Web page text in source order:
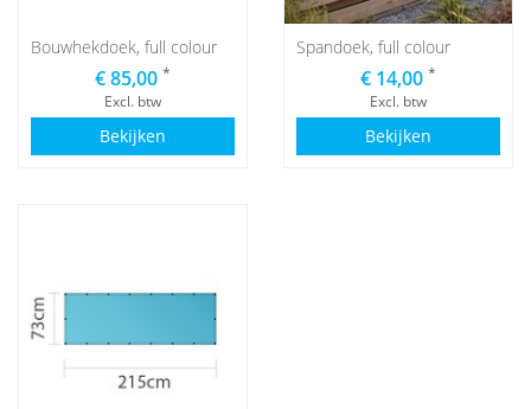
Bouwhekdoek, full colour
€ 85,00 *
Excl. btw
Bekijken
Spandoek, full colour
€ 14,00 *
Excl. btw
Bekijken